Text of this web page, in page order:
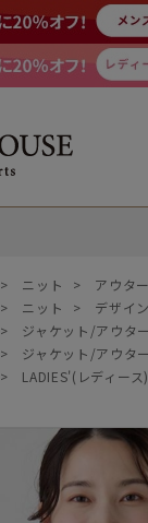
> ニット >
アウタ
> ニット > デザイ
> ジャケット/アウター
> ジャケット/アウター
> LADIES'(レディー